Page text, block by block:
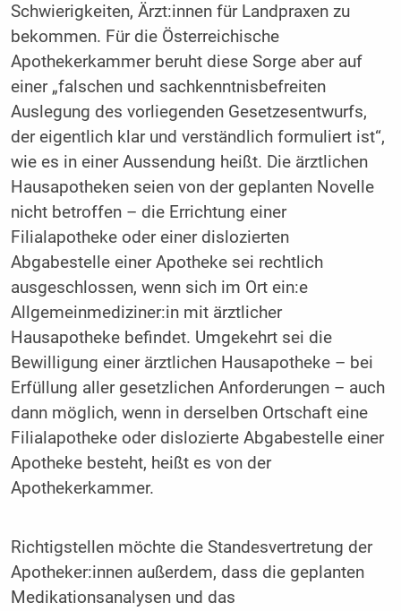
Schwierigkeiten, Ärzt:innen für Landpraxen zu
bekommen. Für die Österreichische
Apothekerkammer beruht diese Sorge aber auf
einer „falschen und sachkenntnisbefreiten
Auslegung des vorliegenden Gesetzesentwurfs,
der eigentlich klar und verständlich formuliert ist“,
wie es in einer Aussendung heißt. Die ärztlichen
Hausapotheken seien von der geplanten Novelle
nicht betroffen – die Errichtung einer
Filialapotheke oder einer dislozierten
Abgabestelle einer Apotheke sei rechtlich
ausgeschlossen, wenn sich im Ort ein:e
Allgemeinmediziner:in mit ärztlicher
Hausapotheke befindet. Umgekehrt sei die
Bewilligung einer ärztlichen Hausapotheke – bei
Erfüllung aller gesetzlichen Anforderungen – auch
dann möglich, wenn in derselben Ortschaft eine
Filialapotheke oder dislozierte Abgabestelle einer
Apotheke besteht, heißt es von der
Apothekerkammer.
Richtigstellen möchte die Standesvertretung der
Apotheker:innen außerdem, dass die geplanten
Medikationsanalysen und das